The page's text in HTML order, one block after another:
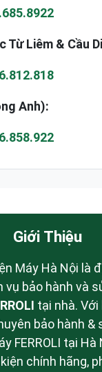
Từ Liêm & Cầu
Anh):
Giới Thiệu
Máy Hà Nội là
vụ bảo hành và
tại nhà.
bảo hành &
FERROLI tại Hà
chính hãng,